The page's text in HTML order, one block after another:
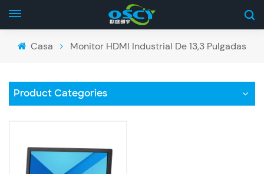
Casa Monitor HDMI Industrial De 13,3 Pulgadas
Product Categories